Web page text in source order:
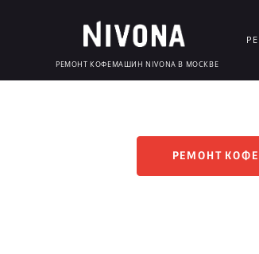
РЕМОНТ КОФЕМАШИН NIVONA В МОСКВЕ
РЕМОНТ